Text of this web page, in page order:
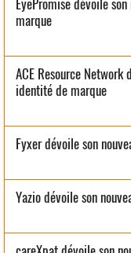
EyePromise dévoile
marque
ACE Resource Network
identité de marque
Fyxer dévoile son
Yazio dévoile son